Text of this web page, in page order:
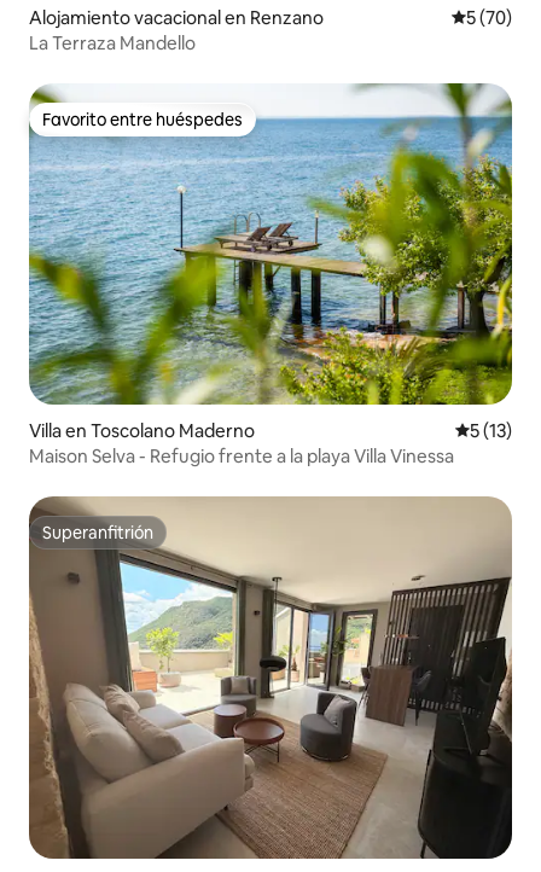
Alojamiento vacacional en Renzano
5 (70)
La Terraza Mandello
Favorito entre huéspedes
Favorito entre huéspedes
Villa en Toscolano Maderno
5 (13)
Maison Selva - Refugio frente a la playa Villa Vinessa
Superanfitrión
Superanfitrión